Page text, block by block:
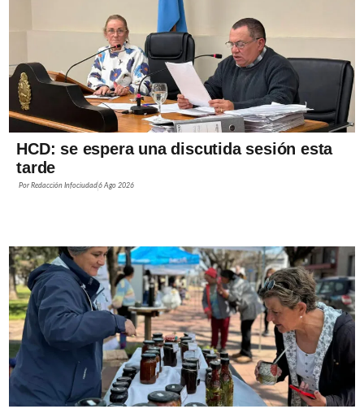
HCD: se espera una discutida sesión esta
tarde
PorRedacción Infociudad6 Ago 2026